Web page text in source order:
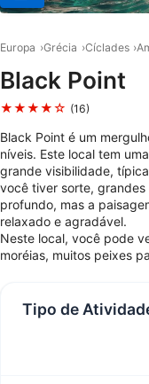
Europa Grécia Cíclades
Black Point
★★★★☆ (16)
Black Point é um
níveis. Este local tem
grande visibilidade,
você tiver sorte,
profundo, mas a
relaxado e agradável.
Neste local, você pode
moréias, muitos peixes
Tipo de